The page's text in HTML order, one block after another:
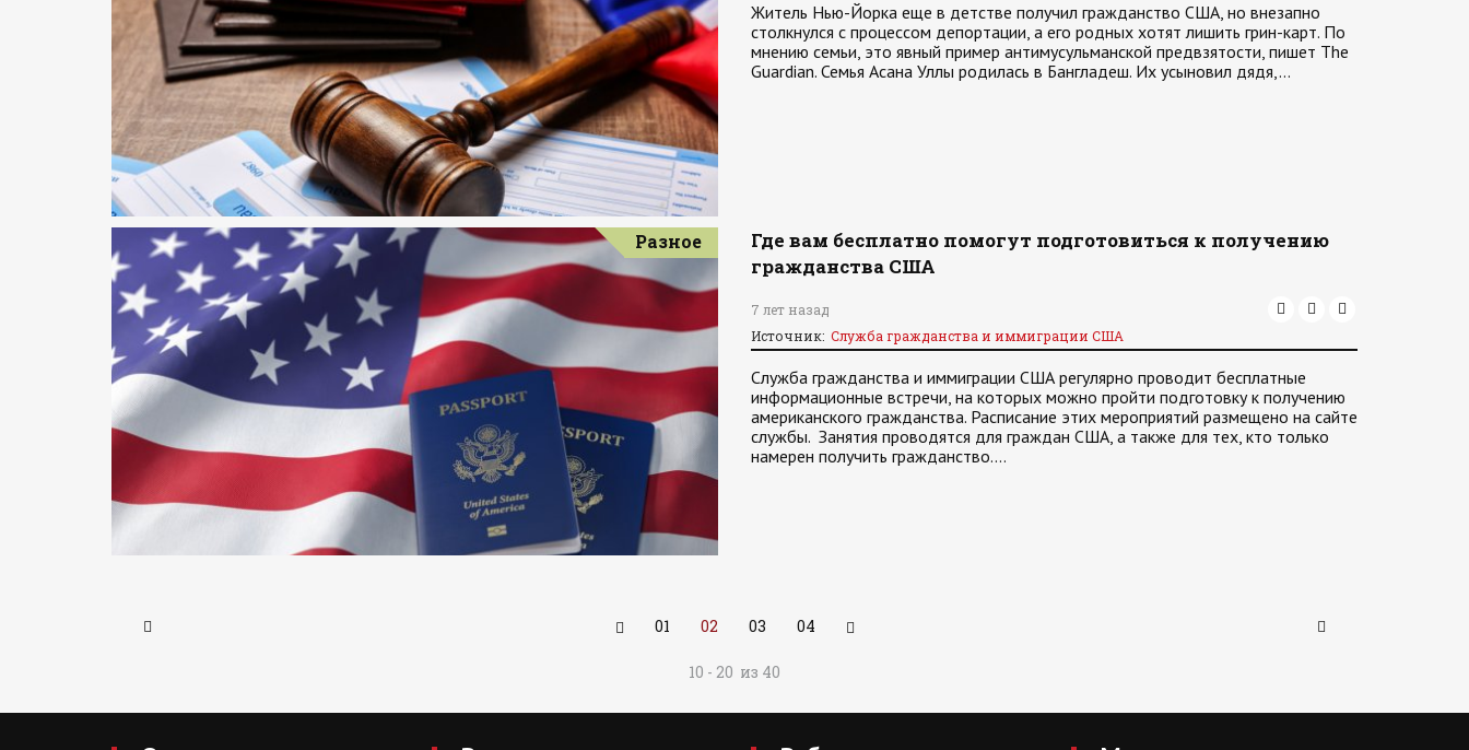
Житель Нью-Йорка еще в детстве получил гражданство США, но внезапно
столкнулся с процессом депортации, а его родных хотят лишить грин-карт. По
мнению семьи, это явный пример антимусульманской предвзятости, пишет The
Guardian. Семья Асана Уллы родилась в Бангладеш. Их усыновил дядя,…
Разное
Где вам бесплатно помогут подготовиться к получению
гражданства США
7 лет назад
Источник: Служба гражданства и иммиграции США
Служба гражданства и иммиграции США регулярно проводит бесплатные
информационные встречи, на которых можно пройти подготовку к получению
американского гражданства. Расписание этих мероприятий размещено на сайте
службы. Занятия проводятся для граждан США, а также для тех, кто только
намерен получить гражданство.…
01 02 03 04
10 - 20 из 40